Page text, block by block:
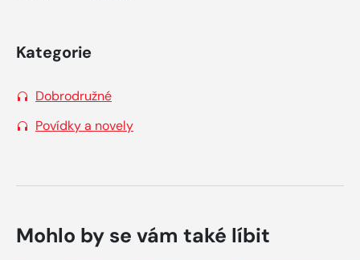
Kategorie
Dobrodružné
Povídky a novely
Mohlo by se vám také líbit